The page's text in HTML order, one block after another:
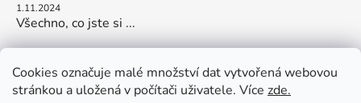
Cookies označuje malé množství dat vytvořená webovou
stránkou a uložená v počítači uživatele. Více zde.
1.11.2024
Všechno, co jste si ...